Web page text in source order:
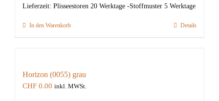
Lieferzeit: Plisseestoren 20 Werktage -Stoffmuster 5 Werktage
In den Warenkorb Details
Horizon (0055) grau
CHF 0.00 inkl. MWSt.